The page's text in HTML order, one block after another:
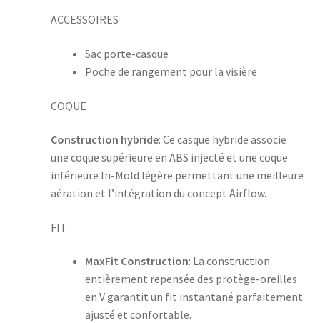
ACCESSOIRES
Sac porte-casque
Poche de rangement pour la visière
COQUE
Construction hybride: Ce casque hybride associe
une coque supérieure en ABS injecté et une coque
inférieure In-Mold légère permettant une meilleure
aération et l’intégration du concept Airflow.
FIT
MaxFit Construction: La construction
entièrement repensée des protège-oreilles
en V garantit un fit instantané parfaitement
ajusté et confortable.